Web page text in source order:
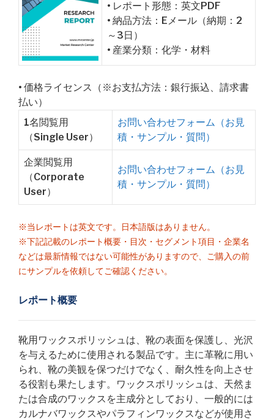
• レポート形態：英文PDF
• 納品方法：Eメール（納期：2
～3日）
• 産業分類：化学・材料
• 価格ライセンス（※お支払方法：銀行振込、請求書
払い）
1名閲覧用
（Single User）
お問い合わせフォーム（お見
積・サンプル・質問）
企業閲覧用
（Corporate
User）
お問い合わせフォーム（お見
積・サンプル・質問）
※当レポートは英文です。日本語版はありません。
※下記記載のレポート概要・目次・セグメント項目・企業名
などは最新情報ではない可能性がありますので、ご購入の前
にサンプルを依頼してご確認ください。
レポート概要
靴用ワックスポリッシュは、靴の表面を保護し、光沢
を与えるために使用される製品です。主に革靴に用い
られ、靴の美観を保つだけでなく、耐久性を向上させ
る役割も果たします。ワックスポリッシュは、天然ま
たは合成のワックスを主成分としており、一般的には
カルナバワックスやパラフィンワックスなどが使用さ